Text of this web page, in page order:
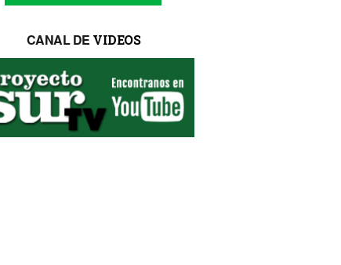
CANAL DE VIDEOS